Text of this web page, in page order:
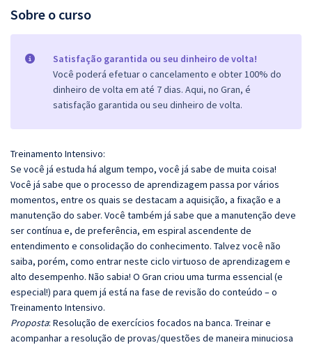
Sobre o curso
Satisfação garantida ou seu dinheiro de volta!
Você poderá efetuar o cancelamento e obter 100% do
dinheiro de volta em até 7 dias. Aqui, no Gran, é
satisfação garantida ou seu dinheiro de volta.
Treinamento Intensivo:
Se você já estuda há algum tempo, você já sabe de muita coisa!
Você já sabe que o processo de aprendizagem passa por vários
momentos, entre os quais se destacam a aquisição, a fixação e a
manutenção do saber. Você também já sabe que a manutenção deve
ser contínua e, de preferência, em espiral ascendente de
entendimento e consolidação do conhecimento. Talvez você não
saiba, porém, como entrar neste ciclo virtuoso de aprendizagem e
alto desempenho. Não sabia! O Gran criou uma turma essencial (e
especial!) para quem já está na fase de revisão do conteúdo – o
Treinamento Intensivo.
Proposta: Resolução de exercícios focados na banca. Treinar e
acompanhar a resolução de provas/questões de maneira minuciosa